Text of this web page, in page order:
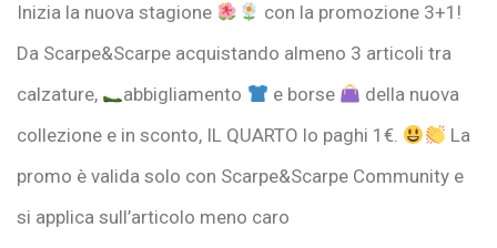
Inizia la nuova stagione
con la promozione 3+1!
Da Scarpe&Scarpe acquistando almeno 3 articoli tra
calzature,
abbigliamento e borse
della nuova
collezione e in sconto, IL QUARTO lo paghi 1€.
La
promo è valida solo con Scarpe&Scarpe Community e
si applica sull’articolo meno caro